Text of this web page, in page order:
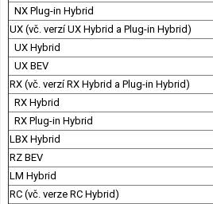
NX Plug-in Hybrid
UX (vč. verzí UX Hybrid a Plug-in Hybrid)
UX Hybrid
UX BEV
RX (vč. verzí RX Hybrid a Plug-in Hybrid)
RX Hybrid
RX Plug-in Hybrid
LBX Hybrid
RZ BEV
LM Hybrid
RC (vč. verze RC Hybrid)